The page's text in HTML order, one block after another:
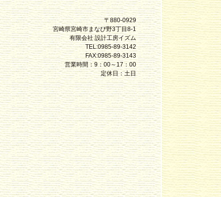
〒880-0929
宮崎県宮崎市まなび野3丁目8-1
有限会社 設計工房イズム
TEL:0985-89-3142
FAX:0985-89-3143
営業時間：9：00～17：00
定休日：土日